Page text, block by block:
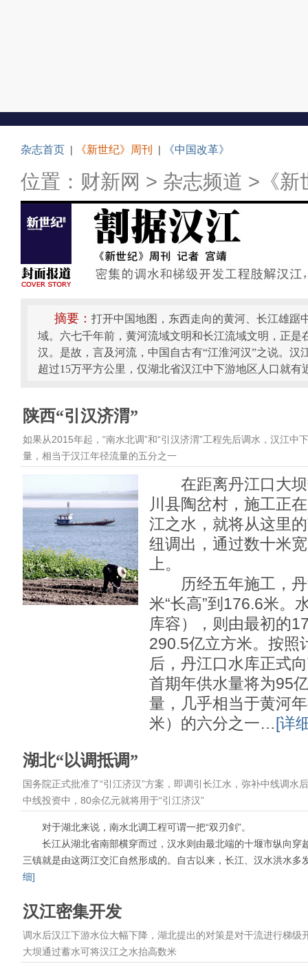
杂志首页 | 《新世纪》周刊 | 《中国改革》
位置： 财新网 > 杂志频道 > 《
摘要： 打开中国地图，东西走向的黄河、长江雄踞
域。六七千年前，黄河流域文明和长江流域文明，正
汉。是故，言及河流，中国自古有“江淮河汉”之说。
超过15万平方公里，仅湖北省汉江中下游地区人口就
陕西“引汉济渭”
如果从2015年起，“南水北调”和“引汉济渭”工程先后调水，汉江中
量，相当于汉江年径流量的五分之一
在距离丹江口大坝
川县陶岔村，施工正
江之水，就将从这里
纽调出，通过数十米
上。
历经五年施工，丹
米“长高”到176.6米。
库容），则由最初的
290.5亿立方米。按照
后，丹江口水库正式
首期年供水量将为95
量，几乎相当于黄河
米）的六分之一… [详
湖北“以调抵调”
国务院正式批准了“引江济汉”方案，即调引长江水，弥补中线调水
中线投资中，80余亿元就将用于“引江济汉”
对于湖北来说，南水北调工程可谓一把“双刃剑”。
长江从湖北省南部横穿而过，汉水则由最北端的十堰市纵向穿
三镇就是由这两江交汇自然形成的。自古以来，长江、汉水洪水
细]
汉江密集开发
调水后汉江下游水位大幅下降，湖北提出的对策是对干流进行梯级
大坝通过蓄水可将汉江之水抬高数米